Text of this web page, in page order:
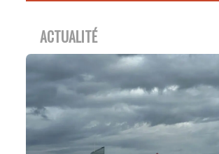
ACTUALITÉ